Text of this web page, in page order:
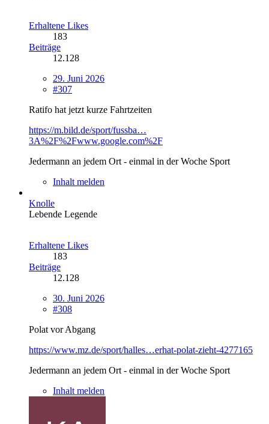
Erhaltene Likes
183
Beiträge
12.128
29. Juni 2026
#307
Ratifo hat jetzt kurze Fahrtzeiten
https://m.bild.de/sport/fussba…
3A%2F%2Fwww.google.com%2F
Jedermann an jedem Ort - einmal in der Woche Sport
Inhalt melden
Knolle
Lebende Legende
Erhaltene Likes
183
Beiträge
12.128
30. Juni 2026
#308
Polat vor Abgang
https://www.mz.de/sport/halles…erhat-polat-zieht-4277165
Jedermann an jedem Ort - einmal in der Woche Sport
Inhalt melden